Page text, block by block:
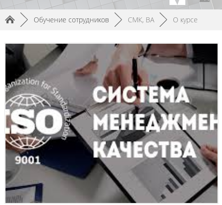
► Обучение сотрудников ► СМК, ВА ► О курсе